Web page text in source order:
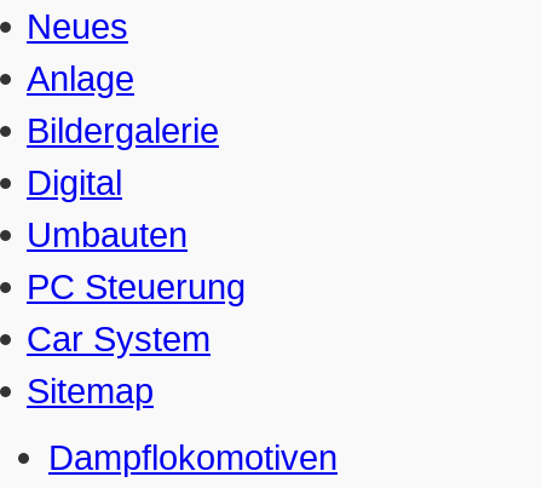
Neues
Anlage
Bildergalerie
Digital
Umbauten
PC Steuerung
Car System
Sitemap
Dampflokomotiven